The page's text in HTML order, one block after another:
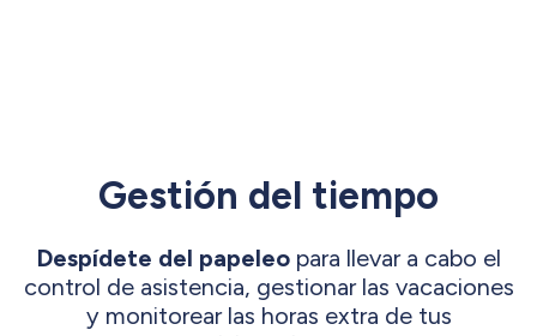
Gestión del tiempo
Despídete del papeleo para llevar a cabo el
control de asistencia, gestionar las vacaciones
y monitorear las horas extra de tus